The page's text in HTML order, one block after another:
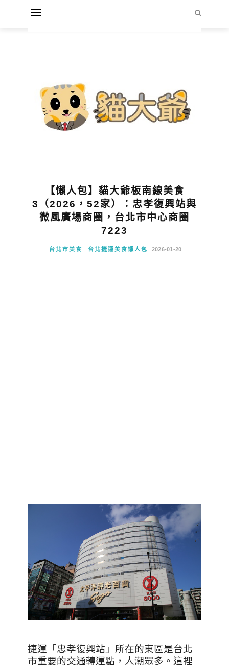
【懶人包】貓大爺板南線美食
3（2026，52家）：忠孝復興站與
微風廣場商圈，台北市中心商圈
7223
台北市美食 台北捷運美食懶人包 2026-01-20
捷運「忠孝復興站」所在的東區是台北
市重要的交通轉運點，人潮眾多 。 這裡